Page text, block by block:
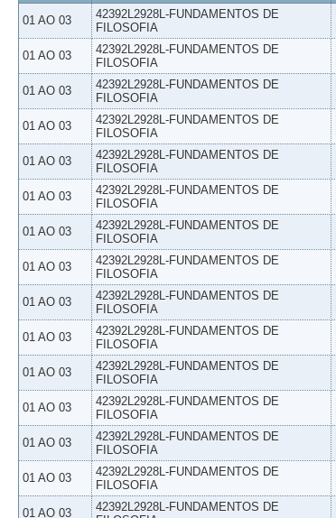
01 AO 03
42392L2928L-FUNDAMENTOS DE
FILOSOFIA
01 AO 03
42392L2928L-FUNDAMENTOS DE
FILOSOFIA
01 AO 03
42392L2928L-FUNDAMENTOS DE
FILOSOFIA
01 AO 03
42392L2928L-FUNDAMENTOS DE
FILOSOFIA
01 AO 03
42392L2928L-FUNDAMENTOS DE
FILOSOFIA
01 AO 03
42392L2928L-FUNDAMENTOS DE
FILOSOFIA
01 AO 03
42392L2928L-FUNDAMENTOS DE
FILOSOFIA
01 AO 03
42392L2928L-FUNDAMENTOS DE
FILOSOFIA
01 AO 03
42392L2928L-FUNDAMENTOS DE
FILOSOFIA
01 AO 03
42392L2928L-FUNDAMENTOS DE
FILOSOFIA
01 AO 03
42392L2928L-FUNDAMENTOS DE
FILOSOFIA
01 AO 03
42392L2928L-FUNDAMENTOS DE
FILOSOFIA
01 AO 03
42392L2928L-FUNDAMENTOS DE
FILOSOFIA
01 AO 03
42392L2928L-FUNDAMENTOS DE
FILOSOFIA
01 AO 03
42392L2928L-FUNDAMENTOS DE